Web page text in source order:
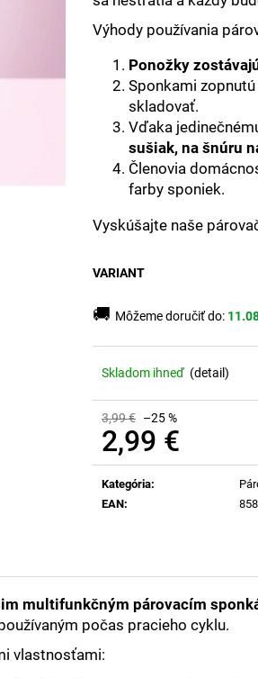
Výhody používania
Ponožky
Sponkami
skladovať.
Vďaka
sušiak, na šnúru
Členovia
farby sponiek.
Vyskúšajte naše
VARIANT
🚚 Môžeme doručiť do:
Skladom ihneď (detail)
3,99 € –25 %
2,99 €
Jednotková
cena:
Kategória:
EAN:
multifunkčným párovacím
počas pracieho cyklu.
vlastnosťami: